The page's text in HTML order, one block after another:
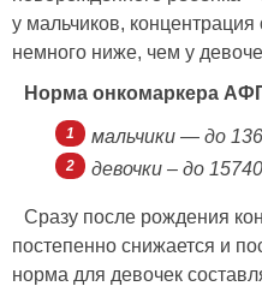
у мальчиков,
немного ниже, чем у
Норма онкомаркера
мальчики — до
девочки – до
Сразу после рождения
постепенно снижается и
норма для девочек